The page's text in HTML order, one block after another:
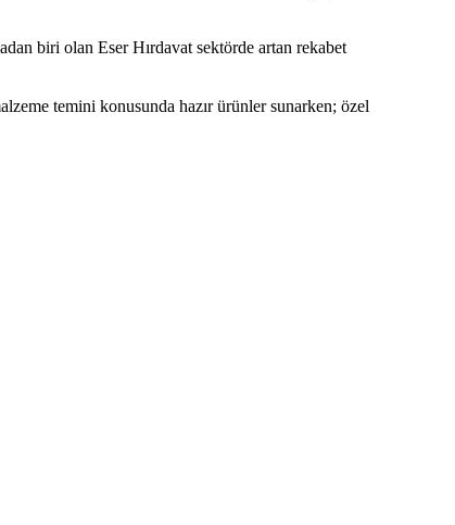
biri olan Eser Hırdavat sektörde artan rekabet
temini konusunda hazır ürünler sunarken; özel